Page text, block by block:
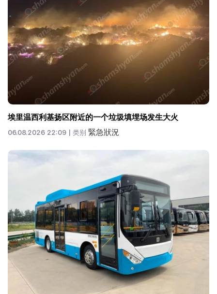
埃里温西利基扬区附近的一个垃圾填埋场发生大火
06.08.2026 22:09 | 类别 緊急狀況